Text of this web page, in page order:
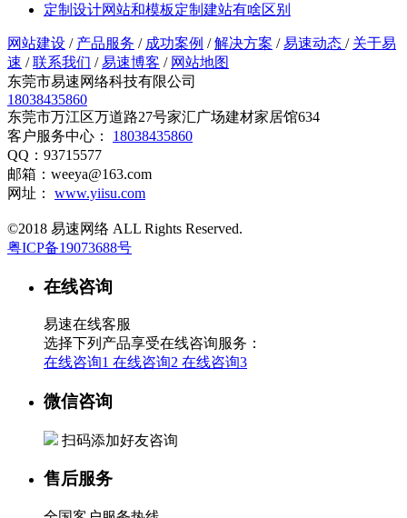
定制设计网站和模板定制建站有啥区别
网站建设 / 产品服务 / 成功案例 / 解决方案 / 易速动态 / 关于易
速 / 联系我们 / 易速博客 / 网站地图
东莞市易速网络科技有限公司
18038435860
东莞市万江区万道路27号家汇广场建材家居馆634
客户服务中心： 18038435860
QQ：93715577
邮箱：weeya@163.com
网址： www.yiisu.com
©2018 易速网络 ALL Rights Reserved.
粤ICP备19073688号
在线咨询
易速在线客服
选择下列产品享受在线咨询服务：
在线咨询1 在线咨询2 在线咨询3
微信咨询
扫码添加好友咨询
售后服务